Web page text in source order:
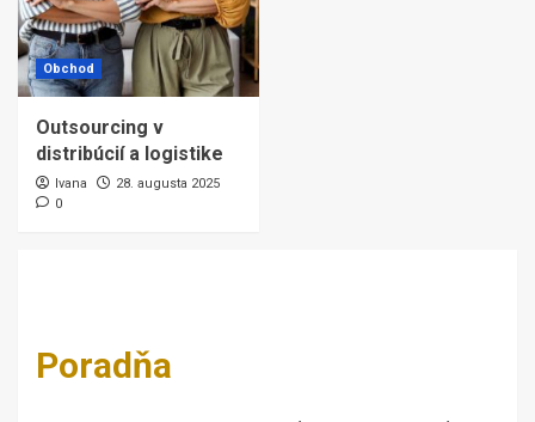
Obchod
Outsourcing v
distribúcií a logistike
Ivana
28. augusta 2025
0
Poradňa